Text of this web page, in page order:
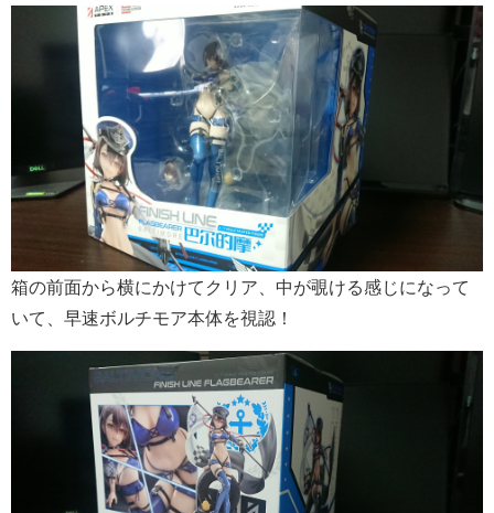
箱の前面から横にかけてクリア、中が覗ける感じになって
いて、早速ボルチモア本体を視認！